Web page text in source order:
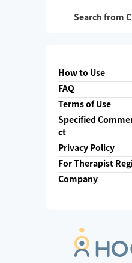
Search from
How to Use
FAQ
Terms of Use
Specified
ct
Privacy Policy
For Therapist
Company